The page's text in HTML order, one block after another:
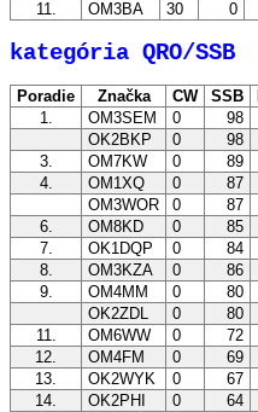
11.
OM3BA 30 0
kategória QRO/SSB
Poradie Značka CW SSB
1.
OM3SEM 0 98
OK2BKP
0 98
3.
OM7KW 0 89
4.
OM1XQ 0 87
OM3WOR
0 87
6.
OM8KD 0 85
7.
OK1DQP 0 84
8.
OM3KZA 0 86
9.
OM4MM 0 80
OK2ZDL
0 80
11.
OM6WW 0 72
12.
OM4FM 0 69
13.
OK2WYK 0 67
14.
OK2PHI 0 64